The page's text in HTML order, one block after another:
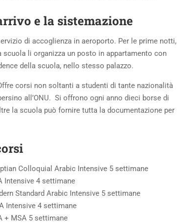
e la sistemazione
di accoglienza in aeroporto. Per le prime notti,
li organizza un posto in appartamento con
della scuola, nello stesso palazzo.
corsi non soltanti a studenti di tante nazionalità
all’ONU. Si offrono ogni anno dieci borse di
la scuola può fornire tutta la documentazione per
Colloquial Arabic Intensive 5 settimane
Intensive 4 settimane
Standard Arabic Intensive 5 settimane
Intensive 4 settimane
+ MSA 5 settimane